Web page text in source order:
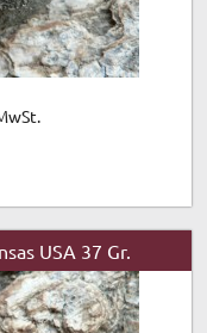
USA 37 Gr.